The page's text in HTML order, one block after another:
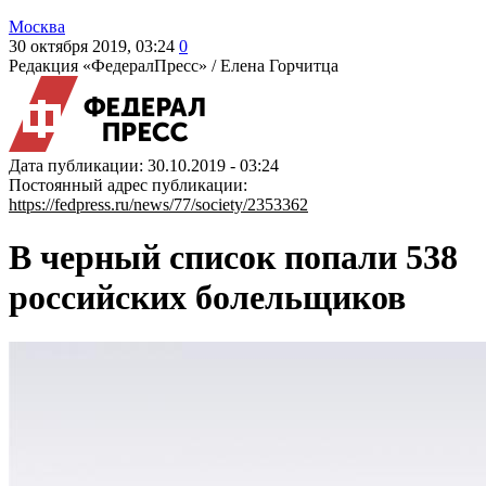
Москва
30 октября 2019, 03:24 0
Редакция «ФедералПресс» /Елена Горчитца
Дата публикации: 30.10.2019 - 03:24
Постоянный адрес публикации:
https://fedpress.ru/news/77/society/2353362
В черный список попали 538
российских болельщиков